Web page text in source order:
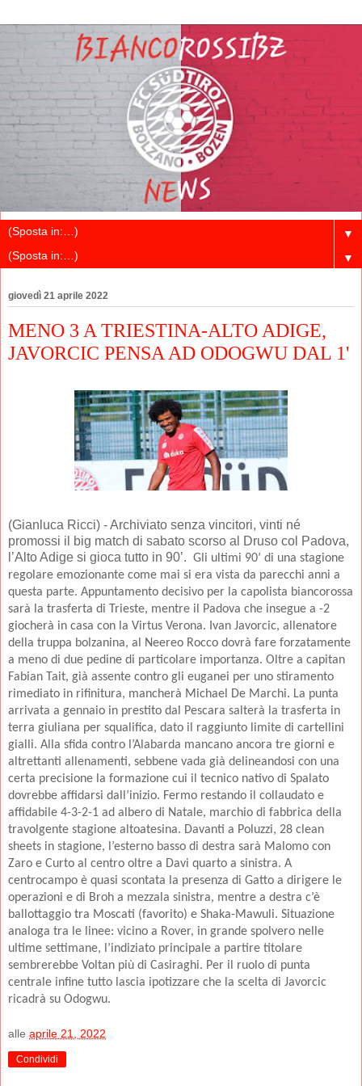
▼
▼
giovedì 21 aprile 2022
MENO 3 A TRIESTINA-ALTO ADIGE,
JAVORCIC PENSA AD ODOGWU DAL 1'
(Gianluca Ricci) - Archiviato senza vincitori, vinti né
promossi il big match di sabato scorso al Druso col Padova,
l’Alto Adige si gioca tutto in 90’. Gli ultimi 90’ di una stagione
regolare emozionante come mai si era vista da parecchi anni a
questa parte. Appuntamento decisivo per la capolista biancorossa
sarà la trasferta di Trieste, mentre il Padova che insegue a -2
giocherà in casa con la Virtus Verona. Ivan Javorcic, allenatore
della truppa bolzanina, al Neereo Rocco dovrà fare forzatamente
a meno di due pedine di particolare importanza. Oltre a capitan
Fabian Tait, già assente contro gli euganei per uno stiramento
rimediato in rifinitura, mancherà Michael De Marchi. La punta
arrivata a gennaio in prestito dal Pescara salterà la trasferta in
terra giuliana per squalifica, dato il raggiunto limite di cartellini
gialli. Alla sfida contro l’Alabarda mancano ancora tre giorni e
altrettanti allenamenti, sebbene vada già delineandosi con una
certa precisione la formazione cui il tecnico nativo di Spalato
dovrebbe affidarsi dall’inizio. Fermo restando il collaudato e
affidabile 4-3-2-1 ad albero di Natale, marchio di fabbrica della
travolgente stagione altoatesina. Davanti a Poluzzi, 28 clean
sheets in stagione, l’esterno basso di destra sarà Malomo con
Zaro e Curto al centro oltre a Davi quarto a sinistra. A
centrocampo è quasi scontata la presenza di Gatto a dirigere le
operazioni e di Broh a mezzala sinistra, mentre a destra c’è
ballottaggio tra Moscati (favorito) e Shaka-Mawuli. Situazione
analoga tra le linee: vicino a Rover, in grande spolvero nelle
ultime settimane, l’indiziato principale a partire titolare
sembrerebbe Voltan più di Casiraghi. Per il ruolo di punta
centrale infine tutto lascia ipotizzare che la scelta di Javorcic
ricadrà su Odogwu.
alle aprile 21, 2022
Condividi